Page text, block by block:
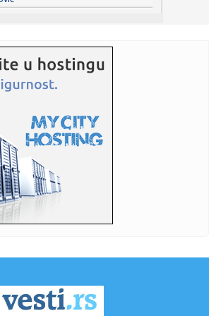
Fernandez pobedio na VN Velike Britanije
protiv Atletika – dva gola Marmuša za tri
su se obogatili, a za godinu dana skoro ostali
komisija pozvala društvene mreže na borbu
čuvena Džansever: Poznati se opraštaju od